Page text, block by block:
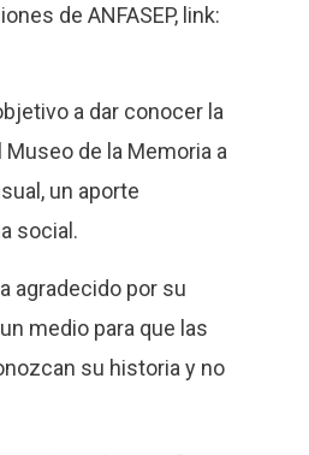
de ANFASEP, link:
a dar conocer la
Museo de la Memoria a
un aporte
social.
agradecido por su
medio para que las
su historia y no